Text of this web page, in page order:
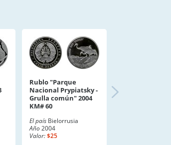
Rublo "Parque
Nacional Prypiatsky -
Grulla común" 2004
KM# 60
El país Bielorrusia
Año2004
Valor:$25